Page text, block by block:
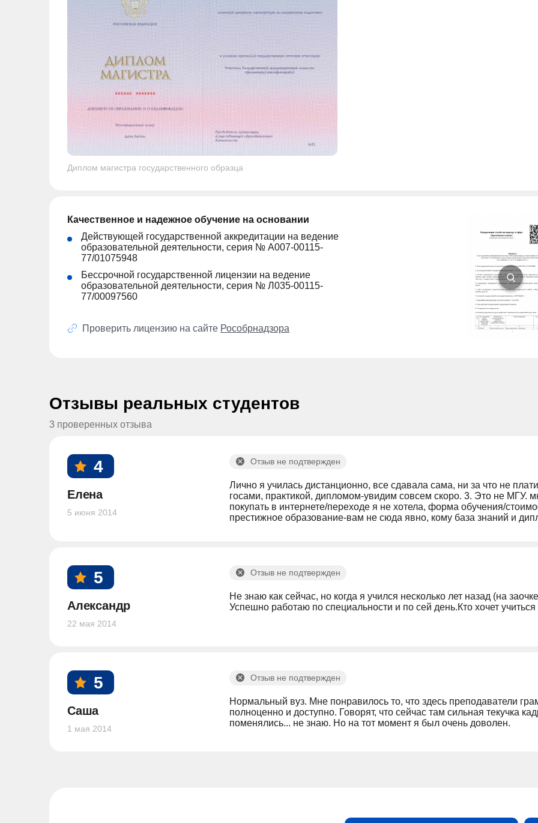
Диплом магистра государственного образца
Качественное и надежное обучение на основании
Действующей государственной аккредитации на ведение
образовательной деятельности, серия № А007-00115-
77/01075948
Бессрочной государственной лицензии на ведение
образовательной деятельности, серия № Л035-00115-
77/00097560
Проверить лицензию на сайте Рособрнадзора
Отзывы реальных студентов
3 проверенных отзыва
4
Елена
5 июня 2014
Отзыв не подтвержден
Лично я училась дистанционно, все сдавала сама, ни за что не
госами, практикой, дипломом-увидим совсем скоро. 3. Это не МГУ.
покупать в интернете/переходе я не хотела, форма обучения/
престижное образование-вам не сюда явно, кому база знаний и
5
Александр
22 мая 2014
Отзыв не подтвержден
Не знаю как сейчас, но когда я учился несколько лет назад (на
Успешно работаю по специальности и по сей день.Кто хочет учиться
5
Саша
1 мая 2014
Отзыв не подтвержден
Нормальный вуз. Мне понравилось то, что здесь преподаватели
полноценно и доступно. Говорят, что сейчас там сильная текучка
поменялись... не знаю. Но на тот момент я был очень доволен.